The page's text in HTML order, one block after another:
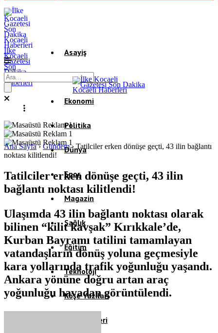
İlke
Kocaeli
Gazetesi
Son
Dakika
Kocaeli
Haberleri
Asayiş
Gündem
Ekonomi
Politika
Dünya
Spor
Magazin
Sağlık
Eğitim
Teknoloji
Köşe Yazıları
Video Galeri
Ana Sayfa› Gündem› Tatilciler erken dönüşe geçti, 43 ilin bağlantı
noktası kilitlendi!
Tatilciler erken dönüşe geçti, 43 ilin
bağlantı noktası kilitlendi!
Ulaşımda 43 ilin bağlantı noktası olarak
bilinen “kilit kavşak” Kırıkkale’de,
Kurban Bayramı tatilini tamamlayan
vatandaşların dönüş yoluna geçmesiyle
kara yollarında trafik yoğunluğu yaşandı.
Ankara yönüne doğru artan araç
yoğunluğu havadan görüntülendi.